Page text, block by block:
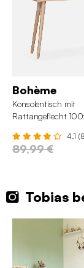
Bohème
Konsolentisch mit
Rattangeflecht
4.1
89,99 €
Tobias